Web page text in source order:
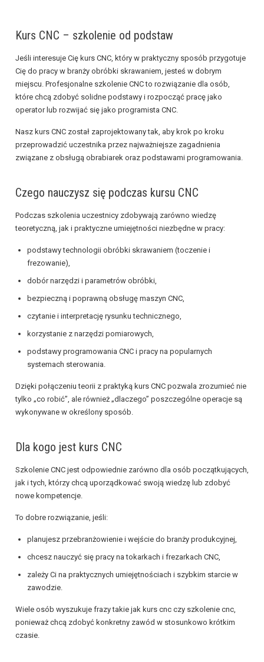
Kurs CNC – szkolenie od podstaw
Jeśli interesuje Cię kurs CNC, który w praktyczny sposób przygotuje
Cię do pracy w branży obróbki skrawaniem, jesteś w dobrym
miejscu. Profesjonalne szkolenie CNC to rozwiązanie dla osób,
które chcą zdobyć solidne podstawy i rozpocząć pracę jako
operator lub rozwijać się jako programista CNC.
Nasz kurs CNC został zaprojektowany tak, aby krok po kroku
przeprowadzić uczestnika przez najważniejsze zagadnienia
związane z obsługą obrabiarek oraz podstawami programowania.
Czego nauczysz się podczas kursu CNC
Podczas szkolenia uczestnicy zdobywają zarówno wiedzę
teoretyczną, jak i praktyczne umiejętności niezbędne w pracy:
podstawy technologii obróbki skrawaniem (toczenie i
frezowanie),
dobór narzędzi i parametrów obróbki,
bezpieczną i poprawną obsługę maszyn CNC,
czytanie i interpretację rysunku technicznego,
korzystanie z narzędzi pomiarowych,
podstawy programowania CNC i pracy na popularnych
systemach sterowania.
Dzięki połączeniu teorii z praktyką kurs CNC pozwala zrozumieć nie
tylko „co robić”, ale również „dlaczego” poszczególne operacje są
wykonywane w określony sposób.
Dla kogo jest kurs CNC
Szkolenie CNC jest odpowiednie zarówno dla osób początkujących,
jak i tych, którzy chcą uporządkować swoją wiedzę lub zdobyć
nowe kompetencje.
To dobre rozwiązanie, jeśli:
planujesz przebranżowienie i wejście do branży produkcyjnej,
chcesz nauczyć się pracy na tokarkach i frezarkach CNC,
zależy Ci na praktycznych umiejętnościach i szybkim starcie w
zawodzie.
Wiele osób wyszukuje frazy takie jak kurs cnc czy szkolenie cnc,
ponieważ chcą zdobyć konkretny zawód w stosunkowo krótkim
czasie.